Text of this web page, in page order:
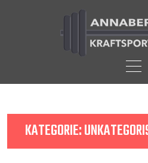
KATEGORIE: